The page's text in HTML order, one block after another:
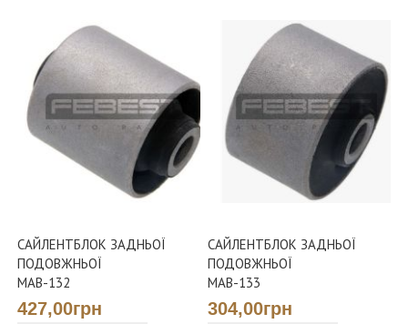
САЙЛЕНТБЛОК ЗАДНЬОЇ
ПОДОВЖНЬОЇ
MAB-132
427,00грн
САЙЛЕНТБЛОК ЗАДНЬОЇ
ПОДОВЖНЬОЇ
MAB-133
304,00грн